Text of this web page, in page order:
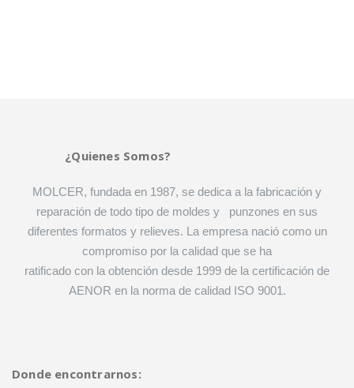
¿Quienes Somos?
MOLCER, fundada en 1987, se dedica a la fabricación y
reparación de todo tipo de moldes y punzones en sus
diferentes formatos y relieves. La empresa nació como un
compromiso por la calidad que se ha
ratificado con la obtención desde 1999 de la certificación de
AENOR en la norma de calidad ISO 9001.
Donde encontrarnos: